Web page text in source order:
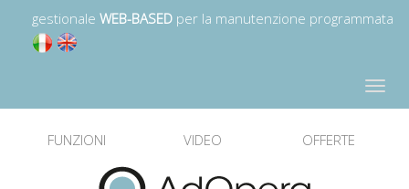
gestionale WEB-BASED per la manutenzione programmata
Toggle
FUNZIONI VIDEO OFFERTE